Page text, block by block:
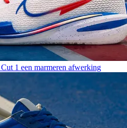
1 een marmeren afwerking